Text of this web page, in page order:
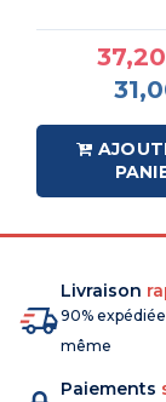
Livraison
90%
même
Paiements